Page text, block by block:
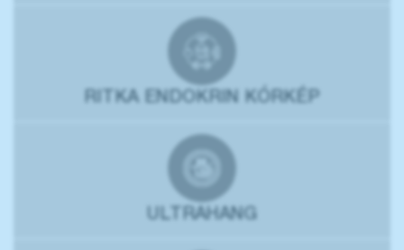
RITKA ENDOKRIN KÓRKÉP
ULTRAHANG